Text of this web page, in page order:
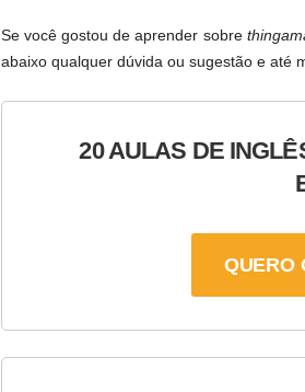
Se você gostou de aprender sobre
abaixo qualquer dúvida ou sugestão e até
20 AULAS DE
QUERO